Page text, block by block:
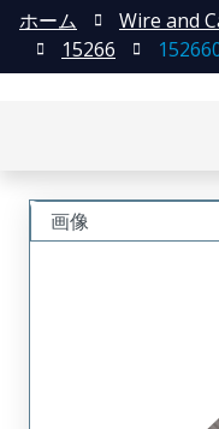
ホーム Wire and
15266
画像